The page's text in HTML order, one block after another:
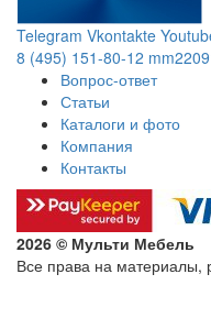
Telegram Vkontakte
8 (495) 151-80-12
Вопрос-ответ
Статьи
Каталоги и фото
Компания
Контакты
2026 © Мульти Мебель
Все права на